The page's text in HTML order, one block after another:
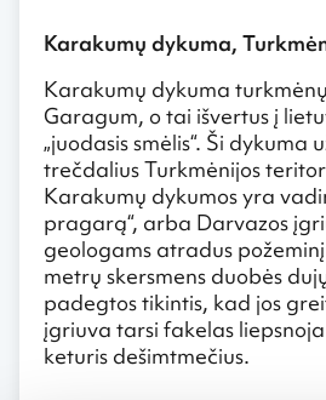
Karakumų dykuma,
Karakumų dykuma
Garagum, o tai išvertus į
„juodasis smėlis“. Ši dykuma
trečdalius Turkmėnijos
Karakumų dykumos yra
pragarą“, arba Darvazos
geologams atradus
metrų skersmens duobės
padegtos tikintis, kad jos
įgriuva tarsi fakelas
keturis dešimtmečius.